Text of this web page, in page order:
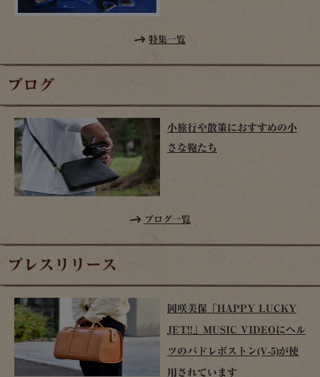
特集一覧
ブログ
小旅行や散策におすすめの小
さな鞄たち
ブログ一覧
プレスリリース
岡咲美保「HAPPY LUCKY
JET!!」MUSIC VIDEOにヘル
ツのパドレボストン(V-5)が使
用されています